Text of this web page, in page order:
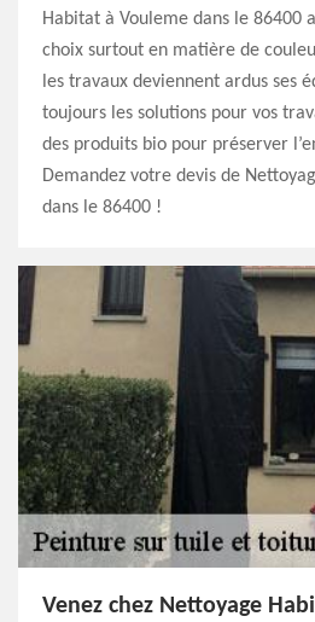
Habitat à Vouleme dans le 86400
choix surtout en matière de
les travaux deviennent ardus ses
toujours les solutions pour vos
des produits bio pour préserver
Demandez votre devis de
dans le 86400 !
Venez chez Nettoyage